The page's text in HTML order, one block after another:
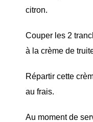
citron.
Couper les 2
à la crème de
Répartir cette
au frais.
Au moment de